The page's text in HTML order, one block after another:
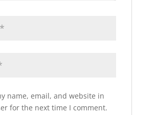
name, email, and website in
for the next time I comment.